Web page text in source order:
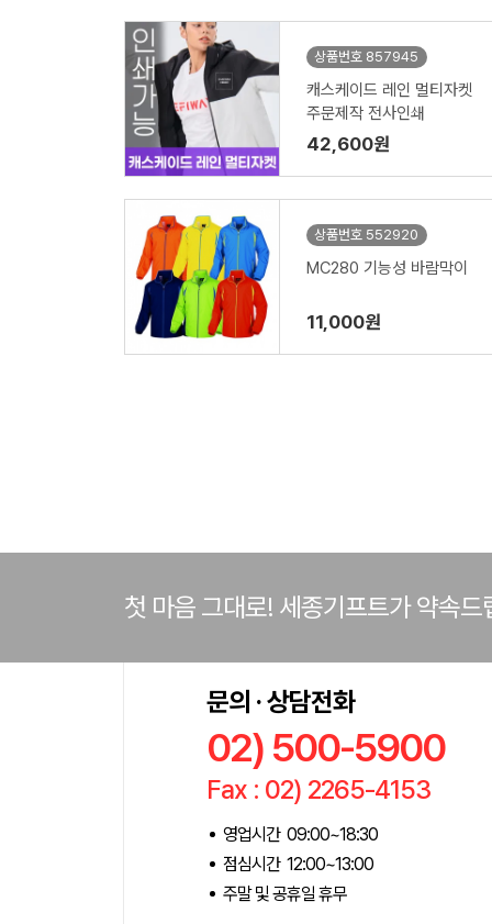
상품번호 857945
캐스케이드 레인 멀티자켓
주문제작 전사인쇄
42,600원
상품번호 552920
MC280 기능성 바람막이
11,000원
첫 마음 그대로! 세종기프트가 약속드
문의 · 상담전화
02) 500-5900
Fax : 02) 2265-4153
영업시간 09:00~18:30
점심시간 12:00~13:00
주말 및 공휴일 휴무